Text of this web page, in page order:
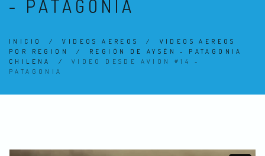
- PATAGONIA
INICIO /VIDEOS AEREOS / VIDEOS AEREOS
POR REGION
/ REGIÓN DE AYSÉN - PATAGONIA
CHILENA
/ VIDEO DESDE AVION #14 -
PATAGONIA